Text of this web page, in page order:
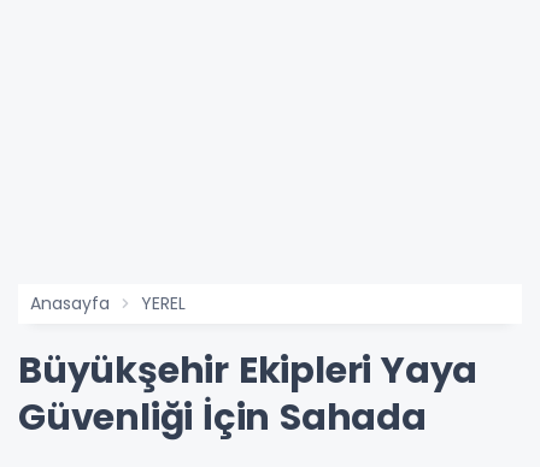
Anasayfa YEREL
Büyükşehir Ekipleri Yaya
Güvenliği İçin Sahada